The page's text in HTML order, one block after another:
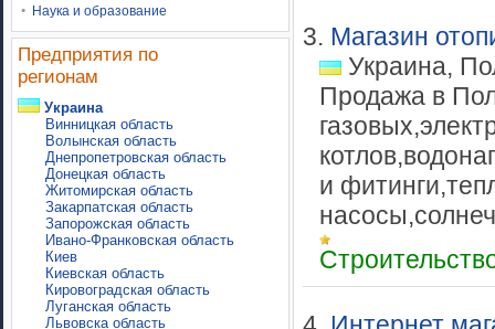
Наука и образование
Предприятия по
регионам
Украина
Винницкая область
Волынская область
Днепропетровская область
Донецкая область
Житомирская область
Закарпатская область
Запорожская область
Ивано-Франковская область
Киев
Киевская область
Кировоградская область
Луганская область
Львовска область
3. Магазин
Украина,
Продажа в
и